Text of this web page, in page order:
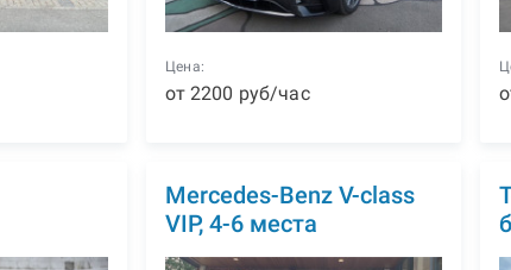
Цена:
от 2200 руб/час
Mercedes-Benz V-class
VIP, 4-6 места